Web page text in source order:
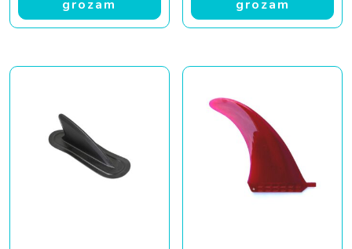
grozam
grozam